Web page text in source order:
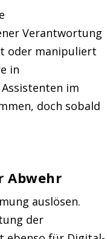
Verantwortung
oder manipuliert
in
im
doch sobald
Abwehr
auslösen.
der